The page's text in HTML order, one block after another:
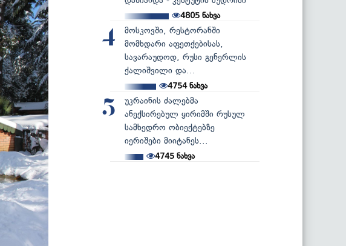
4805ნახვა
4
მოსკოვში, რესტორანში
მომხდარი აფეთქებისას,
სავარაუდოდ, რუსი გენერლის
ქალიშვილი და...
4754ნახვა
5
უკრაინის ძალებმა
ანექსირებულ ყირიმში რუსულ
სამხედრო ობიექტებზე
იერიშები მიიტანეს...
4745 ნახვა